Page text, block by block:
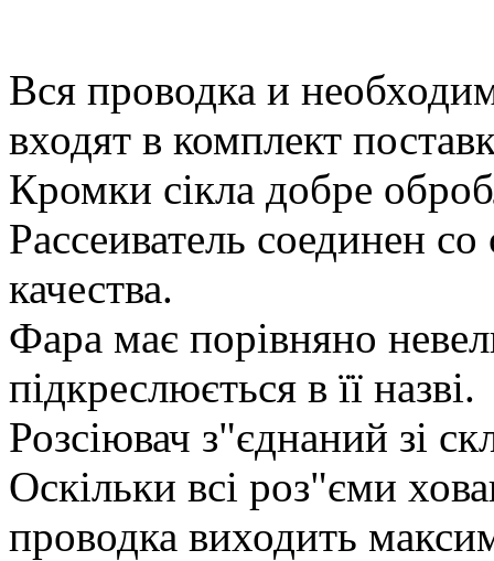
Вся проводка и
входят в комплект
Кромки сікла добре
Рассеиватель соединен
качества.
Фара має порівняно
підкреслюється в її назві.
Розсіювач з"єднаний зі
Оскільки всі роз"єми
проводка виходить